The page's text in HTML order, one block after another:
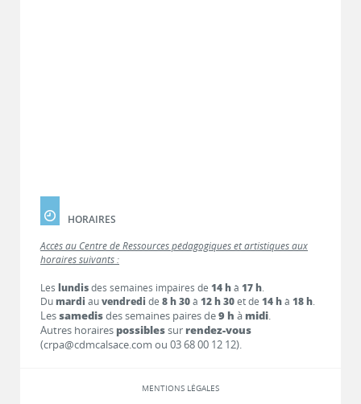
HORAIRES
Accès au Centre de Ressources pédagogiques et artistiques aux
horaires suivants :
Les lundisdes semaines impaires de 14 hà 17 h.
Dumardi auvendredi de 8 h 30à 12 h 30et de 14 hà 18 h.
Lessamedisdes semaines paires de9 h à midi.
Autres horaires possiblessur rendez-vous
(crpa@cdmcalsace.com ou 03 68 00 12 12).
MENTIONS LÉGALES